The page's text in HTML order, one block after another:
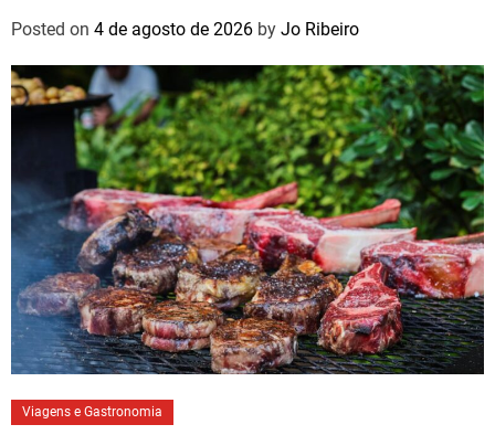
Posted on 4 de agosto de 2026 by Jo Ribeiro
Viagens e Gastronomia